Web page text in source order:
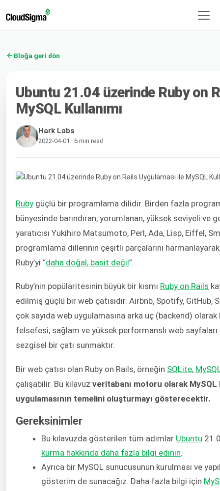
Bloğa geri dön
Ubuntu 21.04 üzerinde Ruby on
MySQL Kullanımı
Hark Labs
2022-04-01 · 6 min read
Ruby güçlü bir programlama dilidir. Birden fazla
bünyesinde barındıran, yorumlanan, yüksek seviyeli ve
yaratıcısı Yukihiro Matsumoto, Perl, Ada, Lisp, Eiffel,
programlama dillerinin çeşitli parçalarını
Ruby’yi “daha doğal, basit değil”.
Ruby’nin popülaritesinin büyük bir kısmı Ruby on Rails
edilmiş güçlü bir web çatısıdır. Airbnb, Spotify, GitHub,
çok sayıda web uygulamasına arka uç (backend)
felsefesi, sağlam ve yüksek performanslı web sayfaları
sezgisel bir çatı sunmaktır.
Bir web çatısı olan Ruby on Rails, örneğin SQLite,
çalışabilir. Bu kılavuz veritabanı motoru olarak
uygulamasının temelini oluşturmayı gösterecektir.
Gereksinimler
Bu kılavuzda gösterilen tüm adımlar Ubuntu
kurma hakkında daha fazla bilgi edinin.
Ayrıca bir MySQL sunucusunun kurulması ve
gösterim de sunacağız. Daha fazla bilgi için